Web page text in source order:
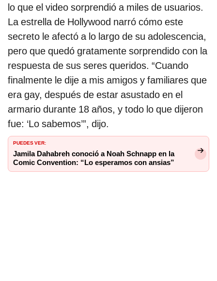
lo que el video sorprendió a miles de usuarios.
La estrella de Hollywood narró cómo este
secreto le afectó a lo largo de su adolescencia,
pero que quedó gratamente sorprendido con la
respuesta de sus seres queridos. “Cuando
finalmente le dije a mis amigos y familiares que
era gay, después de estar asustado en el
armario durante 18 años, y todo lo que dijeron
fue: ‘Lo sabemos’”, dijo.
PUEDES VER:
Jamila Dahabreh conoció a Noah Schnapp en la
Comic Convention: “Lo esperamos con ansias”